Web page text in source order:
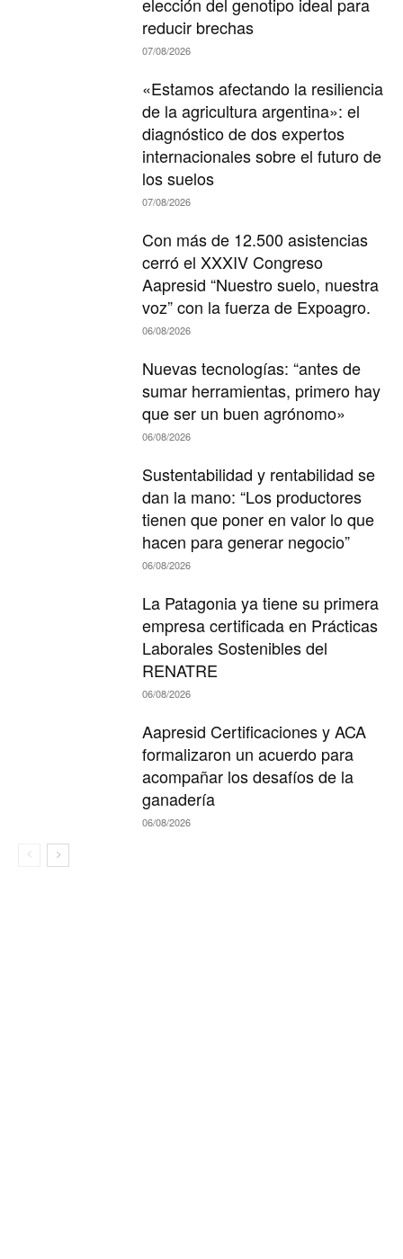
reducir brechas
07/08/2026
«Estamos afectando la resiliencia
de la agricultura argentina»: el
diagnóstico de dos expertos
internacionales sobre el futuro de
los suelos
07/08/2026
Con más de 12.500 asistencias
cerró el XXXIV Congreso
Aapresid “Nuestro suelo, nuestra
voz” con la fuerza de Expoagro.
06/08/2026
Nuevas tecnologías: “antes de
sumar herramientas, primero hay
que ser un buen agrónomo»
06/08/2026
Sustentabilidad y rentabilidad se
dan la mano: “Los productores
tienen que poner en valor lo que
hacen para generar negocio”
06/08/2026
La Patagonia ya tiene su primera
empresa certificada en Prácticas
Laborales Sostenibles del
RENATRE
06/08/2026
Aapresid Certificaciones y ACA
formalizaron un acuerdo para
acompañar los desafíos de la
ganadería
06/08/2026